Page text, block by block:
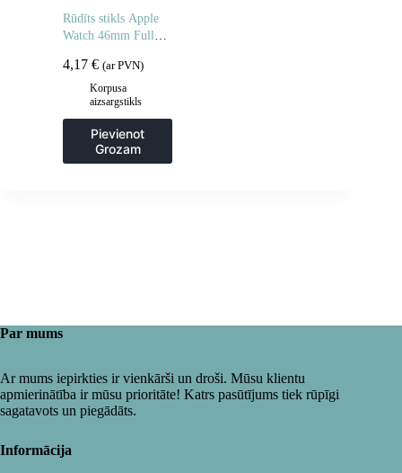
Rūdīts stikls Apple
Watch 46mm Full
4,17 € (ar PVN)
Korpusa
aizsargstikls
Pievienot
Grozam
Par mums
Ar mums iepirkties ir vienkārši un droši. Mūsu klientu
apmierinātība ir mūsu prioritāte! Katrs pasūtījums tiek rūpīgi
sagatavots un piegādāts.
Informācija